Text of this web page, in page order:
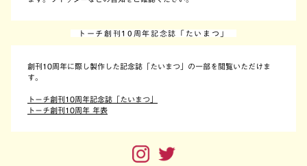
トーチ創刊10周年記念誌「たいまつ」
創刊10周年に際し製作した記念誌「たいまつ」の一部を閲覧いただけま
す。
トーチ創刊10周年記念誌「たいまつ」
トーチ創刊10周年 年表